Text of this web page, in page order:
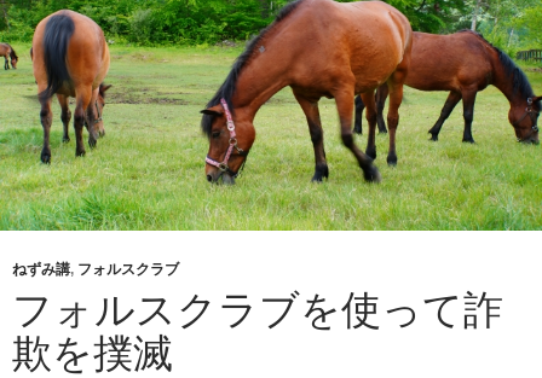
ねずみ講, フォルスクラブ
フォルスクラブを使って詐
欺を撲滅